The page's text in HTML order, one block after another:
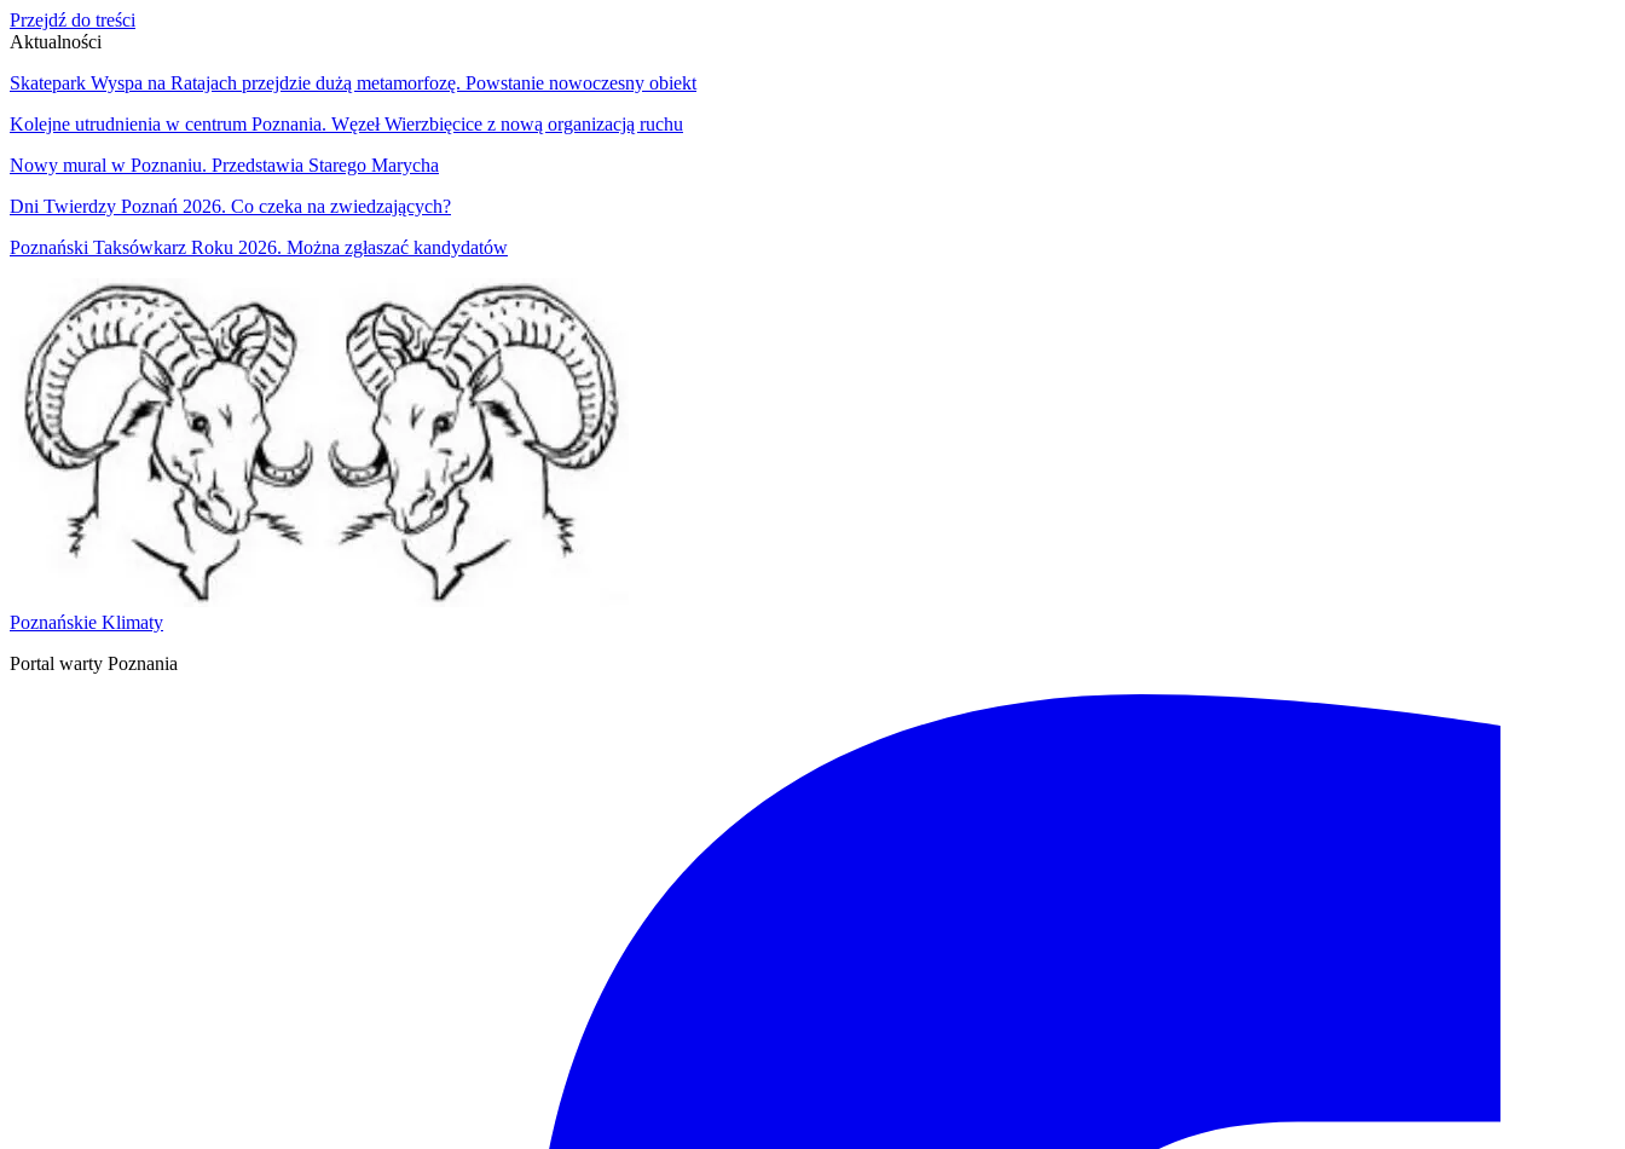
Przejdź do treści
Aktualności
Skatepark Wyspa na Ratajach przejdzie dużą metamorfozę. Powstanie nowoczesny obiekt
Kolejne utrudnienia w centrum Poznania. Węzeł Wierzbięcice z nową organizacją ruchu
Nowy mural w Poznaniu. Przedstawia Starego Marycha
Dni Twierdzy Poznań 2026. Co czeka na zwiedzających?
Poznański Taksówkarz Roku 2026. Można zgłaszać kandydatów
Poznańskie Klimaty
Portal warty Poznania